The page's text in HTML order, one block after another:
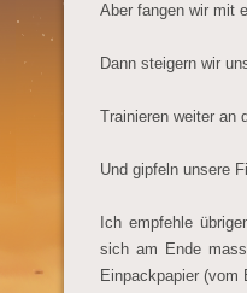
Aber fangen wir mit
Dann steigern wir
Trainieren weiter an
Und gipfeln unsere
Ich empfehle
sich am Ende
Einpackpapier (vom